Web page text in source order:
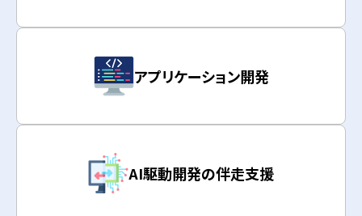
アプリケーション開発
AI駆動開発の伴走支援